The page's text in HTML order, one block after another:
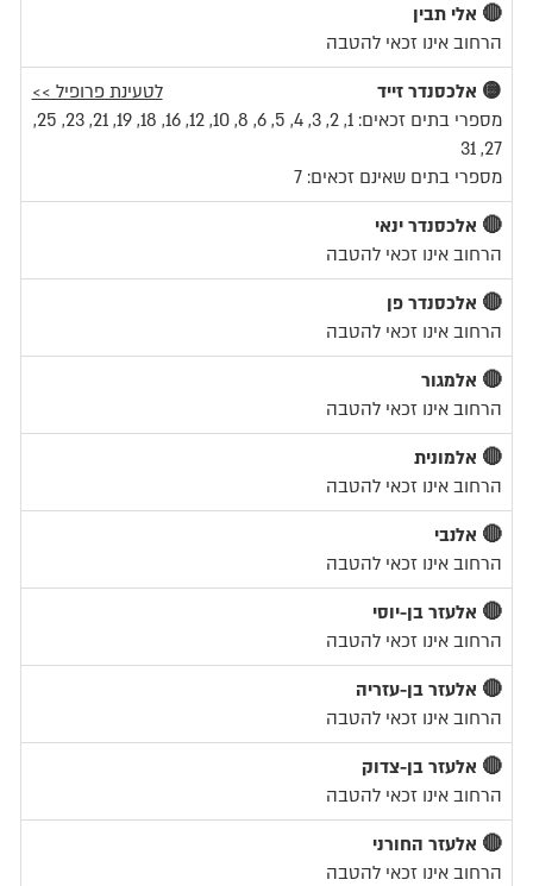
🔴 אלי תבין
הרחוב אינו זכאי להטבה
🟡 אלכסנדר זייד
לטעינת פרופיל >>
מספרי בתים זכאים: 1, 2, 3, 4, 5, 6, 8, 10, 12, 16, 18, 19, 21, 23, 25,
27, 31
מספרי בתים שאינם זכאים: 7
🔴 אלכסנדר ינאי
הרחוב אינו זכאי להטבה
🔴 אלכסנדר פן
הרחוב אינו זכאי להטבה
🔴 אלמגור
הרחוב אינו זכאי להטבה
🔴 אלמונית
הרחוב אינו זכאי להטבה
🔴 אלנבי
הרחוב אינו זכאי להטבה
🔴 אלעזר בן-יוסי
הרחוב אינו זכאי להטבה
🔴 אלעזר בן-עזריה
הרחוב אינו זכאי להטבה
🔴 אלעזר בן-צדוק
הרחוב אינו זכאי להטבה
🔴 אלעזר החורני
הרחוב אינו זכאי להטבה